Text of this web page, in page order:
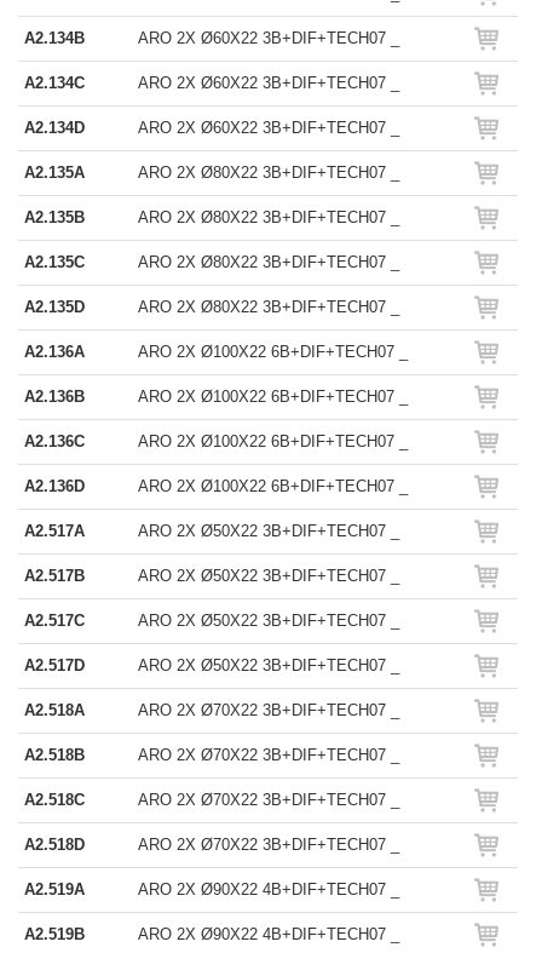
A2.134B ARO 2X Ø60X22 3B+DIF+TECH07 _
A2.134C ARO 2X Ø60X22 3B+DIF+TECH07 _
A2.134D ARO 2X Ø60X22 3B+DIF+TECH07 _
A2.135A ARO 2X Ø80X22 3B+DIF+TECH07 _
A2.135B ARO 2X Ø80X22 3B+DIF+TECH07 _
A2.135C ARO 2X Ø80X22 3B+DIF+TECH07 _
A2.135D ARO 2X Ø80X22 3B+DIF+TECH07 _
A2.136A ARO 2X Ø100X22 6B+DIF+TECH07 _
A2.136B ARO 2X Ø100X22 6B+DIF+TECH07 _
A2.136C ARO 2X Ø100X22 6B+DIF+TECH07 _
A2.136D ARO 2X Ø100X22 6B+DIF+TECH07 _
A2.517A ARO 2X Ø50X22 3B+DIF+TECH07 _
A2.517B ARO 2X Ø50X22 3B+DIF+TECH07 _
A2.517C ARO 2X Ø50X22 3B+DIF+TECH07 _
A2.517D ARO 2X Ø50X22 3B+DIF+TECH07 _
A2.518A ARO 2X Ø70X22 3B+DIF+TECH07 _
A2.518B ARO 2X Ø70X22 3B+DIF+TECH07 _
A2.518C ARO 2X Ø70X22 3B+DIF+TECH07 _
A2.518D ARO 2X Ø70X22 3B+DIF+TECH07 _
A2.519A ARO 2X Ø90X22 4B+DIF+TECH07 _
A2.519B ARO 2X Ø90X22 4B+DIF+TECH07 _